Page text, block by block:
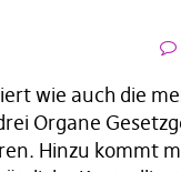
wie auch die
Organe
Hinzu kommt